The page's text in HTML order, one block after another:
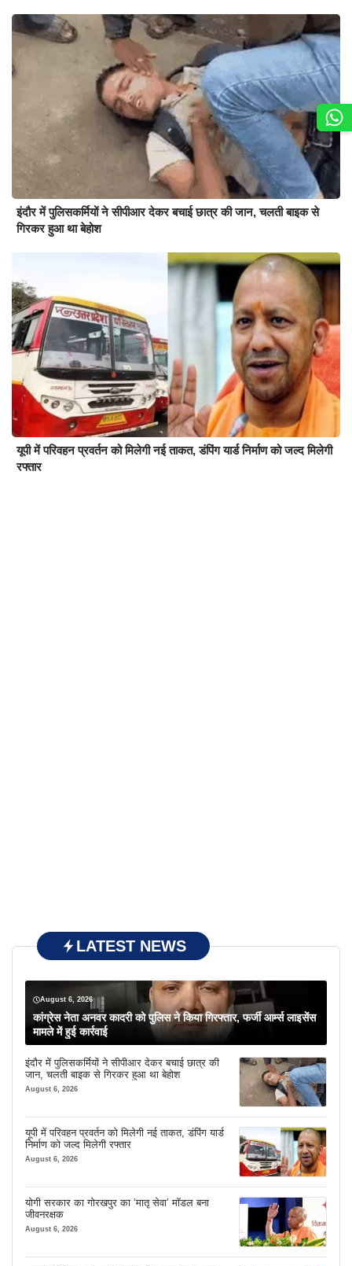
इंदौर में पुलिसकर्मियों ने सीपीआर देकर बचाई छात्र की जान, चलती बाइक से
गिरकर हुआ था बेहोश
यूपी में परिवहन प्रवर्तन को मिलेगी नई ताकत, डंपिंग यार्ड निर्माण को जल्द मिलेगी
रफ्तार
LATEST NEWS
August 6, 2026
कांग्रेस नेता अनवर कादरी को पुलिस ने किया गिरफ्तार, फर्जी आर्म्स लाइसेंस
मामले में हुई कार्रवाई
इंदौर में पुलिसकर्मियों ने सीपीआर देकर बचाई छात्र की
जान, चलती बाइक से गिरकर हुआ था बेहोश
August 6, 2026
यूपी में परिवहन प्रवर्तन को मिलेगी नई ताकत, डंपिंग यार्ड
निर्माण को जल्द मिलेगी रफ्तार
August 6, 2026
योगी सरकार का गोरखपुर का ‘मातृ सेवा’ मॉडल बना
जीवनरक्षक
August 6, 2026